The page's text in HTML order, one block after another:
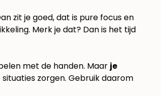
zit je goed, dat is pure focus en
Merk je dat? Dan is het tijd
met de handen. Maar je
zorgen. Gebruik daarom